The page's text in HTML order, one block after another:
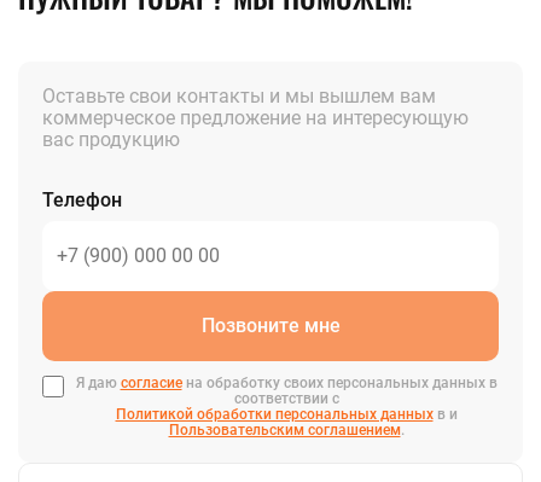
Оставьте свои контакты и мы вышлем вам
коммерческое предложение на интересующую
вас продукцию
Телефон
Позвоните мне
Я даю согласиена обработку своих персональных данных в
соответствии с
Политикой обработки персональных данныхв и
Пользовательским соглашением.